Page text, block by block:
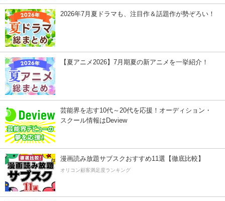
2026年7月夏ドラマも、注目作＆話題作が勢ぞろい！
【夏アニメ2026】7月期夏の新アニメを一挙紹介！
芸能界を志す10代～20代を応援！オーディション・
スクール情報はDeview
漫画読み放題サブスクおすすめ11選【徹底比較】
オリコン顧客満足度ランキング